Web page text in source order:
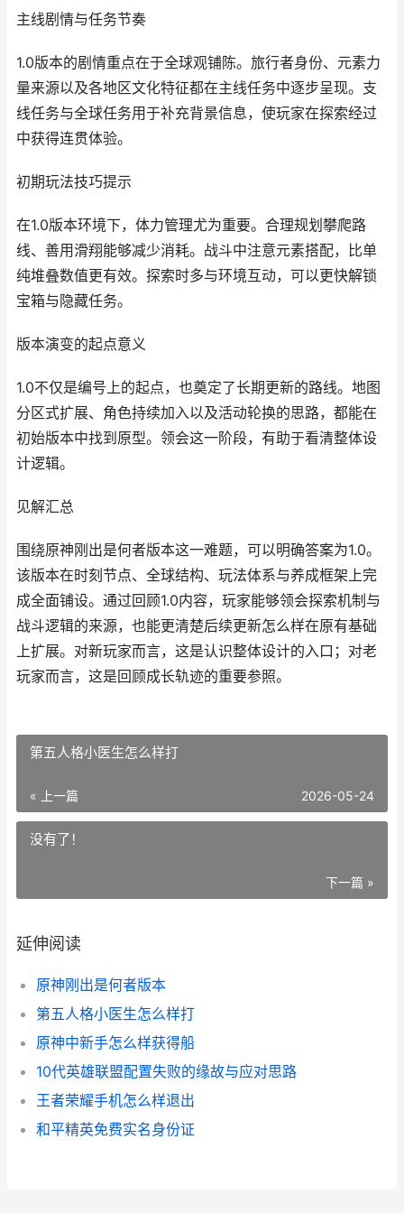
主线剧情与任务节奏
1.0版本的剧情重点在于全球观铺陈。旅行者身份、元素力
量来源以及各地区文化特征都在主线任务中逐步呈现。支
线任务与全球任务用于补充背景信息，使玩家在探索经过
中获得连贯体验。
初期玩法技巧提示
在1.0版本环境下，体力管理尤为重要。合理规划攀爬路
线、善用滑翔能够减少消耗。战斗中注意元素搭配，比单
纯堆叠数值更有效。探索时多与环境互动，可以更快解锁
宝箱与隐藏任务。
版本演变的起点意义
1.0不仅是编号上的起点，也奠定了长期更新的路线。地图
分区式扩展、角色持续加入以及活动轮换的思路，都能在
初始版本中找到原型。领会这一阶段，有助于看清整体设
计逻辑。
见解汇总
围绕原神刚出是何者版本这一难题，可以明确答案为1.0。
该版本在时刻节点、全球结构、玩法体系与养成框架上完
成全面铺设。通过回顾1.0内容，玩家能够领会探索机制与
战斗逻辑的来源，也能更清楚后续更新怎么样在原有基础
上扩展。对新玩家而言，这是认识整体设计的入口；对老
玩家而言，这是回顾成长轨迹的重要参照。
第五人格小医生怎么样打
« 上一篇 2026-05-24
没有了！
下一篇 »
延伸阅读
原神刚出是何者版本
第五人格小医生怎么样打
原神中新手怎么样获得船
10代英雄联盟配置失败的缘故与应对思路
王者荣耀手机怎么样退出
和平精英免费实名身份证